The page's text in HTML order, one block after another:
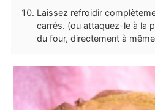
Laissez refroidir
carrés. (ou attaquez-le à la
du four, directement à